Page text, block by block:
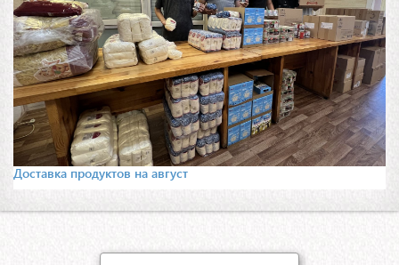
Доставка продуктов на август